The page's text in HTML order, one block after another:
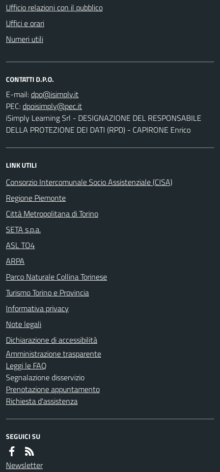
Ufficio relazioni con il pubblico
Uffici e orari
Numeri utili
CONTATTI D.P.O.
E-mail:
PEC:
iSimply Learning Srl - DESIGNAZIONE DEL RESPONSABILE
DELLA PROTEZIONE DEI DATI (RPD) - CAPIRONE Enrico
LINK UTILI
Consorzio Intercomunale Socio Assistenziale (CISA)
Regione Piemonte
Città Metropolitana di Torino
SETA s.p.a.
ASL TO4
ARPA
Parco Naturale Collina Torinese
Turismo Torino e Provincia
Informativa privacy
Note legali
Dichiarazione di accessibilità
Amministrazione trasparente
Leggi le FAQ
Segnalazione disservizio
Prenotazione appuntamento
Richiesta d'assistenza
SEGUICI SU
Newsletter